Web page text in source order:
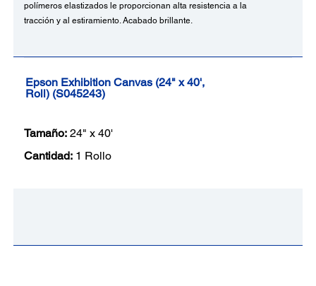
polímeros elastizados le proporcionan alta resistencia a la
tracción y al estiramiento. Acabado brillante.
Epson Exhibition Canvas (24" x 40',
Roll) (S045243)
Tamaño: 24" x 40'
Cantidad: 1 Rollo